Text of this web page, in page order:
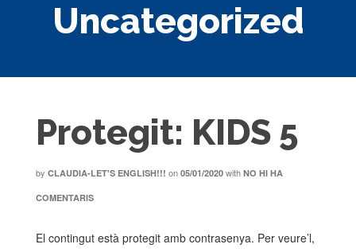
Uncategorized
Protegit: KIDS 5
by CLAUDIA-LET'S ENGLISH!!! on 05/01/2020 with NO HI HA
COMENTARIS
El contingut està protegit amb contrasenya. Per veure’l,